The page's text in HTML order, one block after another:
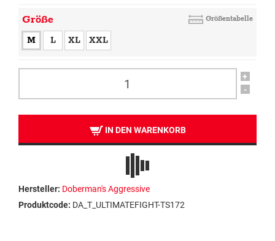
Größe Größentabelle
M L XL XXL
+
-
IN DEN WARENKORB
Hersteller: Doberman's Aggressive
Produktcode: DA_T_ULTIMATEFIGHT-TS172